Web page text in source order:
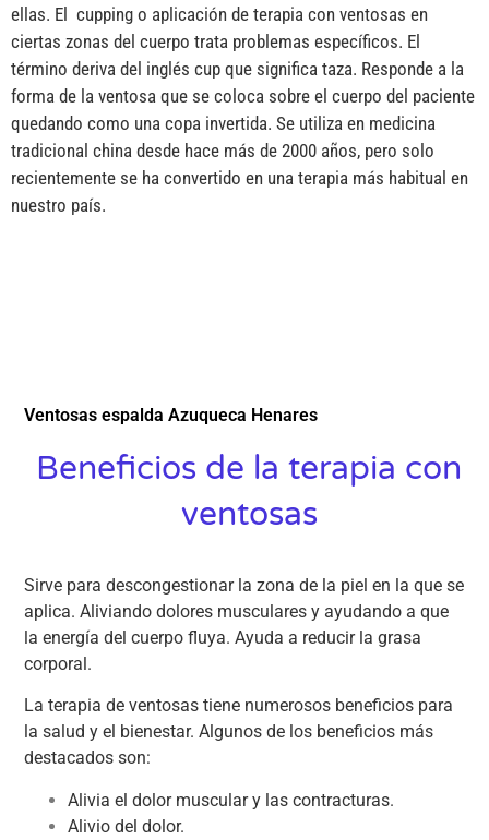
ellas. El cupping o aplicación de terapia con ventosas en
ciertas zonas del cuerpo trata problemas específicos. El
término deriva del inglés cup que significa taza. Responde a la
forma de la ventosa que se coloca sobre el cuerpo del paciente
quedando como una copa invertida. Se utiliza en medicina
tradicional china desde hace más de 2000 años, pero solo
recientemente se ha convertido en una terapia más habitual en
nuestro país.
Ventosas espalda Azuqueca Henares
Beneficios de la terapia con
ventosas
Sirve para descongestionar la zona de la piel en la que se
aplica. Aliviando dolores musculares y ayudando a que
la energía del cuerpo fluya. Ayuda a reducir la grasa
corporal.
La terapia de ventosas tiene numerosos beneficios para
la salud y el bienestar. Algunos de los beneficios más
destacados son:
Alivia el dolor muscular y las contracturas.
Alivio del dolor.